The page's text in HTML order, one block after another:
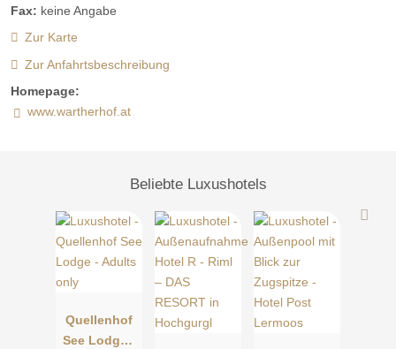
Fax: keine Angabe
Zur Karte
Zur Anfahrtsbeschreibung
Homepage:
www.wartherhof.at
Beliebte Luxushotels
Quellenhof
See Lodge -